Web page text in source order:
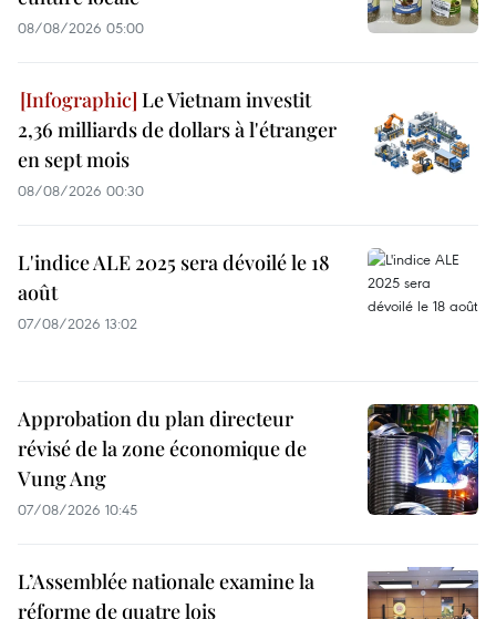
08/08/2026 05:00
Le Vietnam investit
2,36 milliards de dollars à l'étranger
en sept mois
08/08/2026 00:30
L'indice ALE 2025 sera dévoilé le 18
août
07/08/2026 13:02
Approbation du plan directeur
révisé de la zone économique de
Vung Ang
07/08/2026 10:45
L’Assemblée nationale examine la
réforme de quatre lois